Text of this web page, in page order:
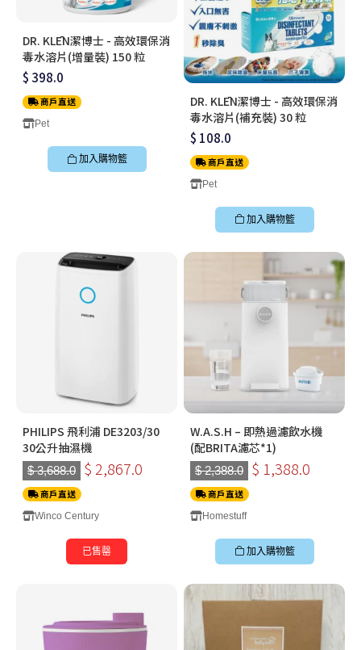
DR. KLĒN潔博士 - 高效環保消
毒水溶片(增量裝) 150 粒
$ 398.0
商戶直送
Pet
加入購物籃
DR. KLĒN潔博士 - 高效環保消
毒水溶片(補充裝) 30 粒
$ 108.0
商戶直送
Pet
加入購物籃
PHILIPS 飛利浦 DE3203/30
30公升抽濕機
$ 3,688.0 $ 2,867.0
商戶直送
Winco Century
已售罄
W.A.S.H – 即熱過濾飲水機
(配BRITA濾芯*1)
$ 2,388.0 $ 1,388.0
商戶直送
Homestuff
加入購物籃